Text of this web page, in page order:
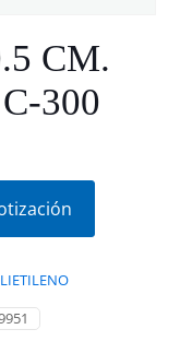
CM.
300